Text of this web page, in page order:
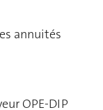
annuités
OPE-DIP